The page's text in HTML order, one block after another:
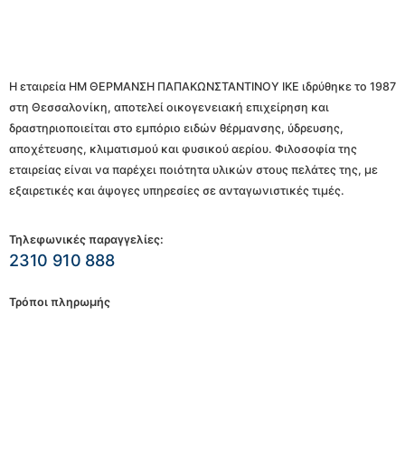
Η εταιρεία ΗΜ ΘΕΡΜΑΝΣΗ ΠΑΠΑΚΩΝΣΤΑΝΤΙΝΟΥ ΙΚΕ ιδρύθηκε το 1987
στη Θεσσαλονίκη, αποτελεί οικογενειακή επιχείρηση και
δραστηριοποιείται στο εμπόριο ειδών θέρμανσης, ύδρευσης,
αποχέτευσης, κλιματισμού και φυσικού αερίου. Φιλοσοφία της
εταιρείας είναι να παρέχει ποιότητα υλικών στους πελάτες της, με
εξαιρετικές και άψογες υπηρεσίες σε ανταγωνιστικές τιμές.
Τηλεφωνικές παραγγελίες:
2310 910 888
Τρόποι πληρωμής